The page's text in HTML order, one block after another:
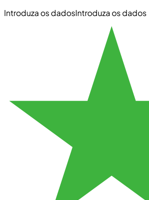
Introduza os dadosIntroduza os dados